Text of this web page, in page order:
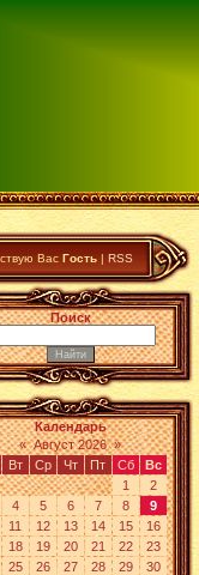
Вас Гость | RSS
Поиск
Календарь
« Август 2026 »
Вт Ср Чт Пт Сб
Вс
1
2
4 5 6 7 8
9
11 12 13 14 15
16
18 19 20 21 22
23
25 26 27 28 29
30